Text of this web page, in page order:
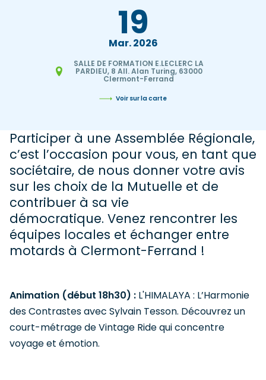
19
Mar 2026
SALLE DE FORMATION E.LECLERC LA
PARDIEU, 8 All. Alan Turing, 63000
Clermont-Ferrand
Voir sur la carte
Participer à une Assemblée Régionale,
c’est l’occasion pour vous, en tant que
sociétaire, de nous donner votre avis
sur les choix de la Mutuelle et de
contribuer à sa vie
démocratique. Venez rencontrer les
équipes locales et échanger entre
motards à Clermont-Ferrand !
Animation (début 18h30) : L'HIMALAYA : L’Harmonie
des Contrastes avec Sylvain Tesson. Découvrez un
court-métrage de Vintage Ride qui concentre
voyage et émotion.